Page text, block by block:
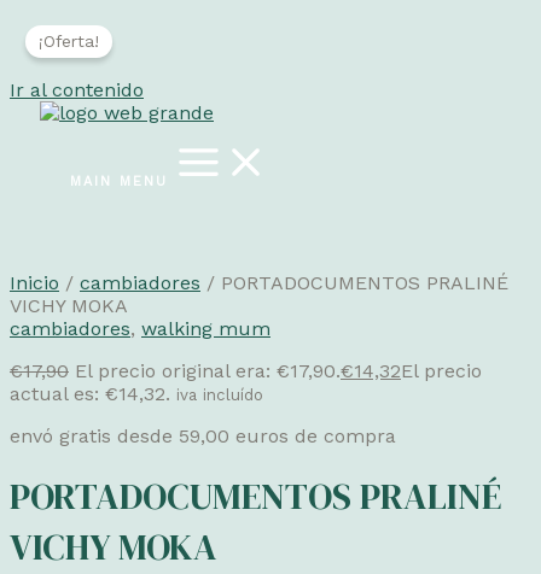
Ir al contenido
MAIN MENU
¡Oferta!
Inicio / cambiadores / PORTADOCUMENTOS PRALINÉ
VICHY MOKA
cambiadores, walking mum
€17,90 El precio original era: €17,90.€14,32El precio
actual es: €14,32. iva incluído
envó gratis desde 59,00 euros de compra
PORTADOCUMENTOS PRALINÉ
VICHY MOKA